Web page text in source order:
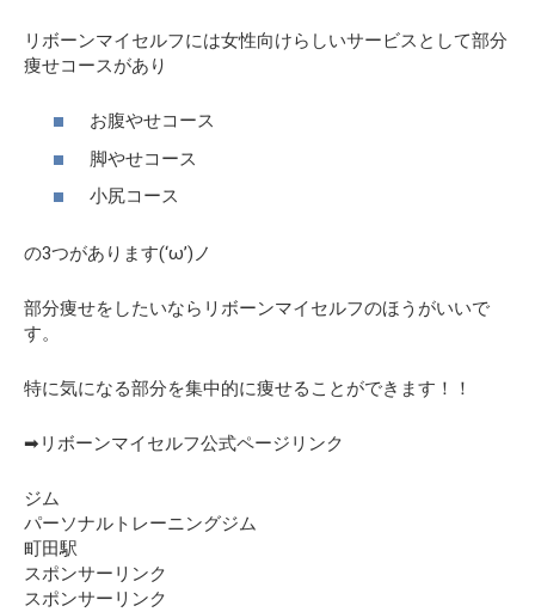
リボーンマイセルフには女性向けらしいサービスとして部分
痩せコースがあり
お腹やせコース
脚やせコース
小尻コース
の3つがあります(‘ω’)ノ
部分痩せをしたいならリボーンマイセルフのほうがいいで
す。
特に気になる部分を集中的に痩せることができます！！
➡リボーンマイセルフ公式ページリンク
ジム
パーソナルトレーニングジム
町田駅
スポンサーリンク
スポンサーリンク